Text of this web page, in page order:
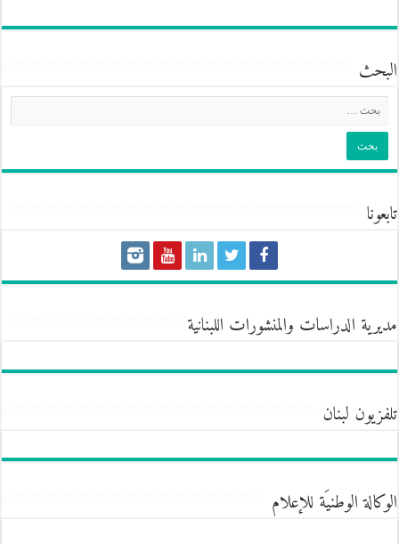
البحث
تابعونا
مديرية الدراسات والمنشورات اللبنانية
تلفزيون لبنان
الوكالة الوطنيَة للإعلام